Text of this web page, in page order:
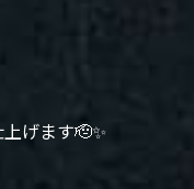
げます🫡✨